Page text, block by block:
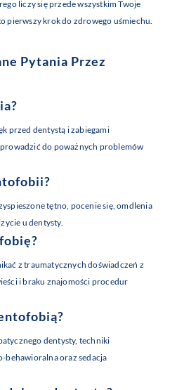
liczy się przede wszystkim Twoje
pierwszy krok do zdrowego uśmiechu.
Pytania Przez
?
przed dentystą i zabiegami
do poważnych problemów
?
tętno, pocenie się, omdlenia
u dentysty.
?
z traumatycznych doświadczeń z
i braku znajomości procedur
?
dentysty, techniki
behawioralna oraz sedacja